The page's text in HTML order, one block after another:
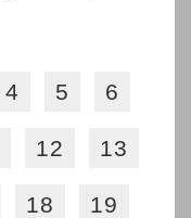
4 5 6
12 13
18 19